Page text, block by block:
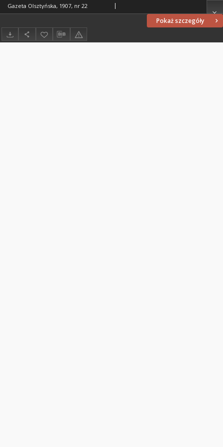
Pokaż szczegóły
Gazeta Olsztyńska, 1907, nr 22